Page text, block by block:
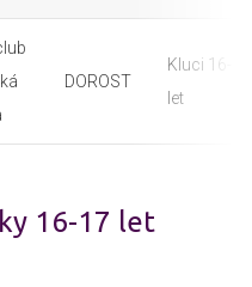
DOROST
Kluci 16-17
let
16-17 let